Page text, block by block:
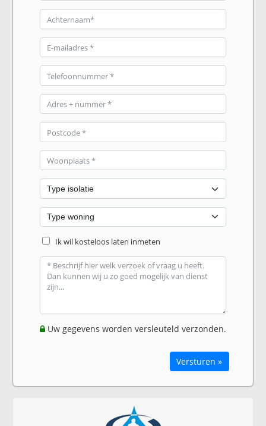
Ik wil kosteloos laten inmeten
Uw gegevens worden versleuteld verzonden.
Versturen »